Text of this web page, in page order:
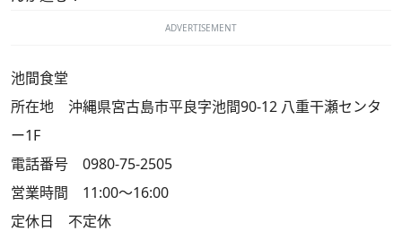
ADVERTISEMENT
池間食堂
所在地 沖縄県宮古島市平良字池間90-12 八重干瀬センタ
ー1F
電話番号 0980-75-2505
営業時間 11:00～16:00
定休日 不定休